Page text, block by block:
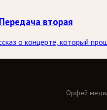
вторая
о концерте, который
Орфей